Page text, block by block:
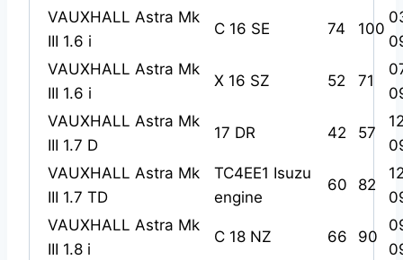
VAUXHALL Astra Mk
III 1.6 i
C 16 SE 74 100
VAUXHALL Astra Mk
III 1.6 i
X 16 SZ 52 71
VAUXHALL Astra Mk
III 1.7 D
17 DR 42 57
VAUXHALL Astra Mk
III 1.7 TD
TC4EE1 Isuzu
engine
60 82
VAUXHALL Astra Mk
III 1.8 i
C 18 NZ 66 90